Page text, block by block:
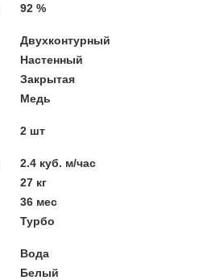
92 %
Двухконтурный
Настенный
Закрытая
Медь
2 шт
2.4 куб. м/час
27 кг
36 мес
Турбо
Вода
Белый